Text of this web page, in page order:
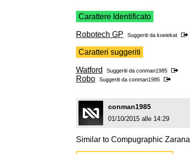
Carattere Identificato
Robotech GP Suggeriti da koeiekat
Caratteri suggeriti
Watford Suggeriti da conman1985
Robo Suggeriti da conman1985
conman1985
01/10/2015 alle 14:29
Similar to Compugraphic